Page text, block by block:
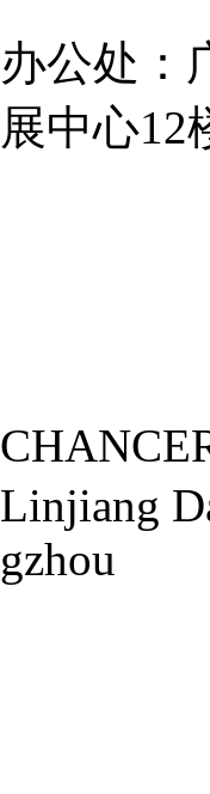
办公处：
展中心12
Linjiang
gzhou